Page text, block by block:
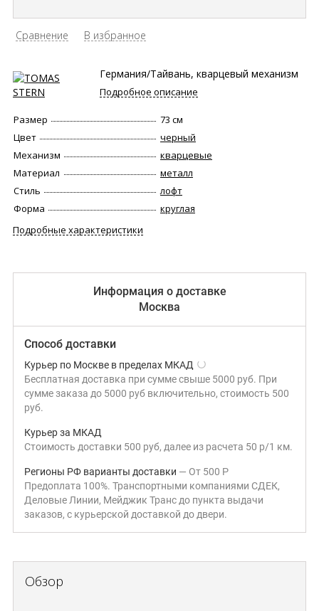
Сравнение В избранное
Германия/Тайвань, кварцевый механизм
Подробное описание
Размер
73 см
Цвет
черный
Механизм
кварцевые
Материал
металл
Стиль
лофт
Форма
круглая
Подробные характеристики
Информация о доставке
Москва
Способ доставки
Курьер по Москве в пределах МКАД
Бесплатная доставка при сумме свыше 5000 руб. При
сумме заказа до 5000 руб включительно, стоимость 500
руб.
Курьер за МКАД
Стоимость доставки 500 руб, далее из расчета 50 р/1 км.
Регионы РФ варианты доставки От 500 Р
Предоплата 100%. Транспортными компаниями СДЕК,
Деловые Линии, Мейджик Транс до пункта выдачи
заказов, с курьерской доставкой до двери.
Обзор